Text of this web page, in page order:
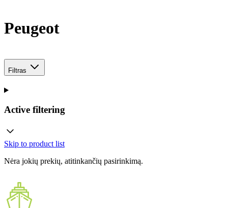
Peugeot
Filtras
Active filtering
Skip to product list
Nėra jokių prekių, atitinkančių pasirinkimą.